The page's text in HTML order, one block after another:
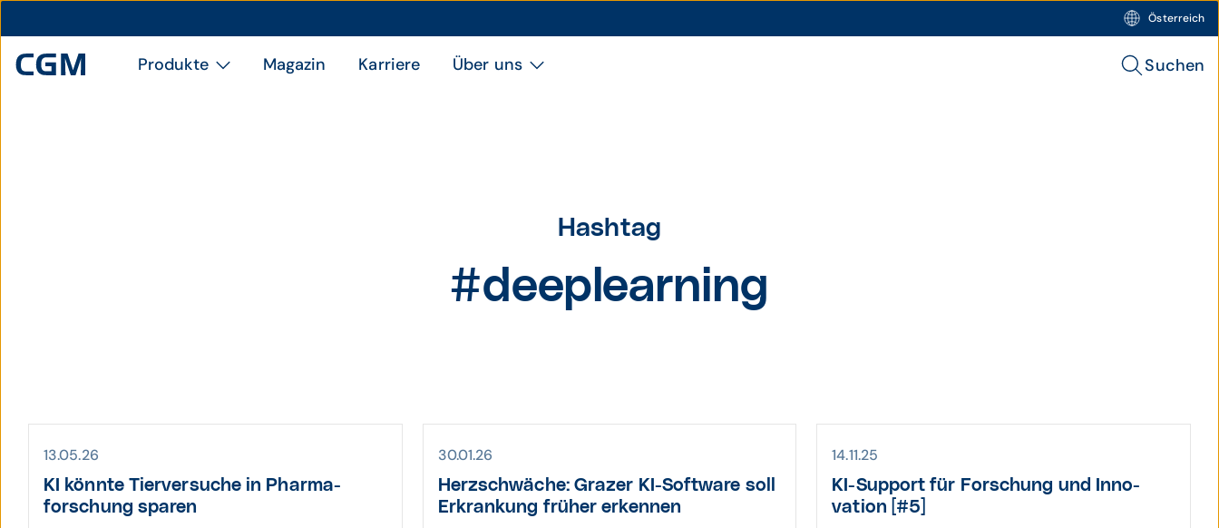
Österreich
Produkte Magazin Karriere Über uns Suchen
Hashtag
#deeplearning
13.05.26
KI könnte Tier­ver­suche in Pharma­
forschung sparen
30.01.26
Herz­schwäche: Grazer KI-Software soll
Erkran­kung früher erkennen
14.11.25
KI-Support für Forschung und Inno­
vation [#5]